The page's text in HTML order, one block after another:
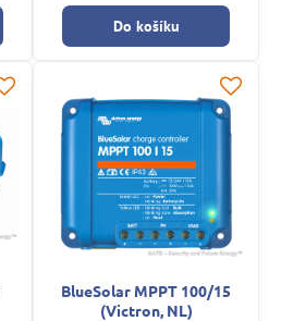
Do košíku
BlueSolar MPPT 100/15
(Victron, NL)